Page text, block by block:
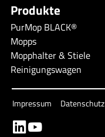
Produkte
PurMop BLACK®
Mopps
Mopphalter & Stiele
Reinigungswagen
Impressum Datenschutz